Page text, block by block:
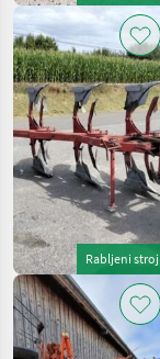
Rabljeni stroj